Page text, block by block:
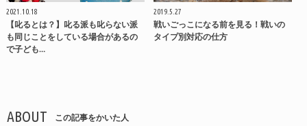
2021.10.18
【叱るとは？】叱る派も叱らない派
も同じことをしている場合があるの
で子ども…
2019.5.27
戦いごっこになる前を見る！戦いの
タイプ別対応の仕方
ABOUT この記事をかいた人